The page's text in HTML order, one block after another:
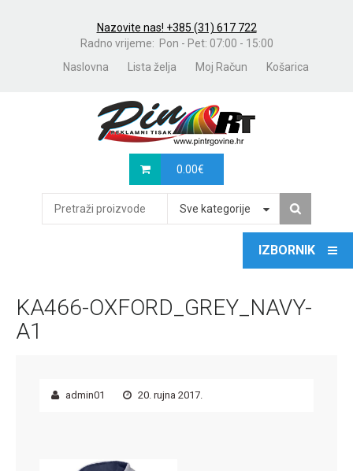
Nazovite nas! +385 (31) 617 722
Radno vrijeme: Pon - Pet: 07:00 - 15:00
Naslovna
Lista želja Moj Račun Košarica
0.00€
Sve kategorije
KA466-OXFORD_GREY_NAVY-
A1
admin01 20. rujna 2017.